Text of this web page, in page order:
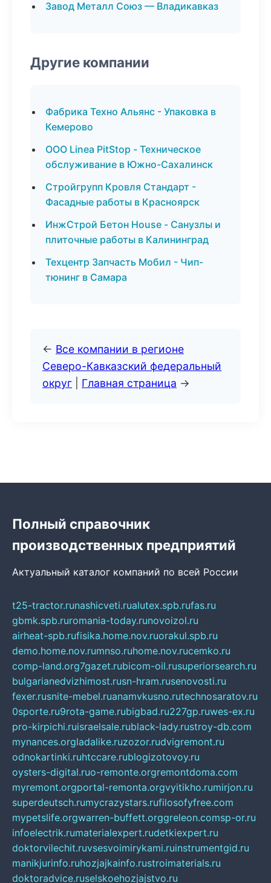
Завод Металл Союз — Владикавказ
Другие компании
Фабрика Техно Альянс - Упаковка в
Кемерово
ООО Linea PitStop - Техническое
обслуживание в Южно-Сахалинск
Стройгрупп Кровля Стандарт -
Фасадные работы в Красноярск
ИнжСтрой Бетон House - Санузлы и
плиточные работы в Калининград
Техцентр Запчасть Мобил - Чип-
тюнинг в Самара
← Все компании в регионе
Северо-Кавказский федеральный
округ
Главная страница →
Полный справочник
производственных предприятий
Актуальный каталог компаний по всей России
t25-tractor.runashicveti.rualutex.spb.rufas.ru
gbmk.spb.ruromania-today.runovoizol.ru
airheat-spb.rufisika.home.nov.ruorakul.spb.ru
demo.home.nov.rumnso.ruhome.nov.rucemko.ru
comp-land.org7gazet.rubicom-oil.rusuperiorsearch.ru
bulgarianedvizhimost.rusn-hram.rusenovosti.ru
fexer.rusnite-mebel.ruanamvkusno.rutechnosaratov.ru
0sporte.ru9rota-game.rubigbad.ru227gp.ruwes-ex.ru
pro-kirpichi.ruisraelsale.rublack-lady.rustroy-db.com
mynances.orgladalike.ruzozor.rudvigremont.ru
odnokartinki.ruhtccare.rublogizotovoy.ru
oysters-digital.ruo-remonte.orgremontdoma.com
myremont.orgportal-remonta.orgvyitikho.rumirjon.ru
superdeutsch.rumycrazystars.rufilosofyfree.com
mypetslife.orgwarren-buffett.orggreleon.comsp-or.ru
infoelectrik.rumaterialexpert.rudetkiexpert.ru
doktorvilechit.ruvsesvoimirykami.ruinstrumentgid.ru
manikjurinfo.ruhozjajkainfo.rustroimaterials.ru
doktoradvice.ruselskoehozjajstvo.ru